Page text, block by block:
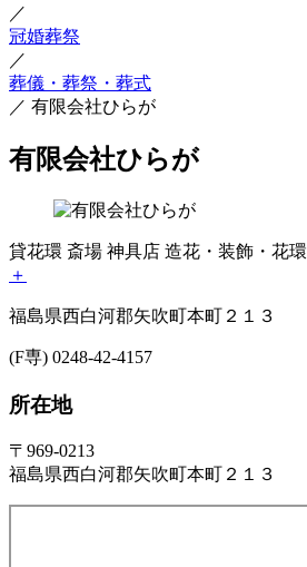
／
冠婚葬祭
／
葬儀・葬祭・葬式
／ 有限会社ひらが
有限会社ひらが
貸花環 斎場 神具店 造花・装飾・花環
＋
福島県西白河郡矢吹町本町２１３
(F専) 0248-42-4157
所在地
〒969-0213
福島県西白河郡矢吹町本町２１３